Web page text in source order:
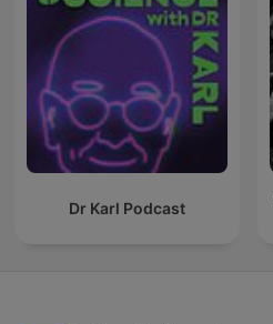
Dr Karl Podcast